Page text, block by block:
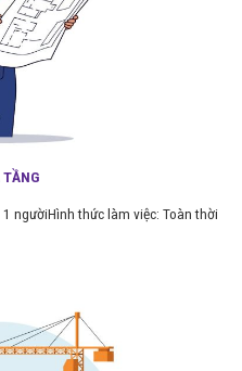
TẦNG
ngườiHình thức làm việc: Toàn thời